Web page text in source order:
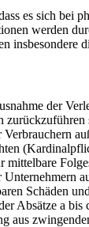
es sich bei
werden
insbesondere
der
mittelbare
Schäden
Absätze a
aus